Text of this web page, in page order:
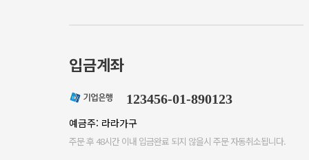
입금계좌
123456-01-890123
예금주: 라라가구
주문 후 48시간 이내 입금완료 되지 않을시 주문 자동취소됩니다.